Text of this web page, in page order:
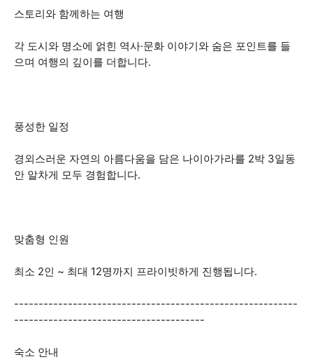
스토리와 함께하는 여행
각 도시와 명소에 얽힌 역사·문화 이야기와 숨은 포인트를 들
으며 여행의 깊이를 더합니다.
풍성한 일정
경외스러운 자연의 아름다움을 담은 나이아가라를 2박 3일동
안 알차게 모두 경험합니다.
맞춤형 인원
최소 2인 ~ 최대 12명까지 프라이빗하게 진행됩니다.
----------------------------------------------------------
---------------------------------------
숙소 안내